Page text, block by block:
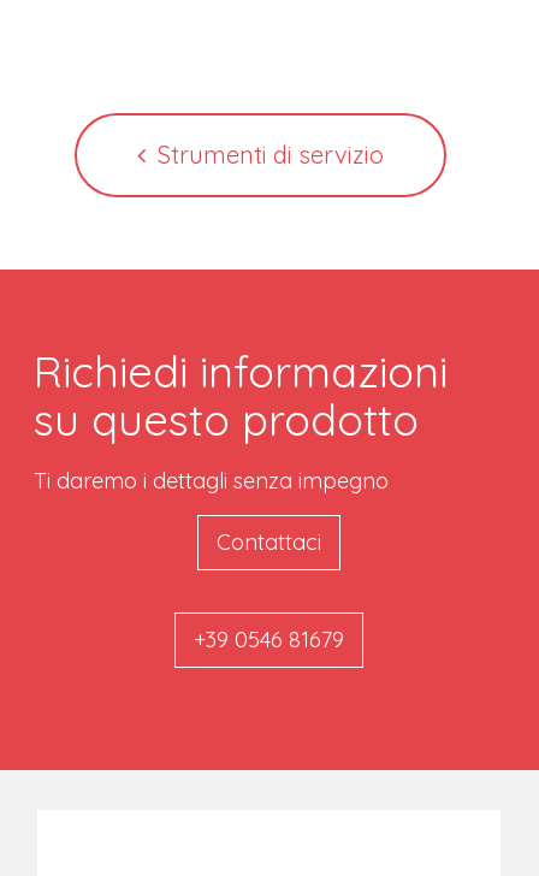
Strumenti di servizio
Richiedi informazioni
su questo prodotto
Ti daremo i dettagli senza impegno
Contattaci
+39 0546 81679